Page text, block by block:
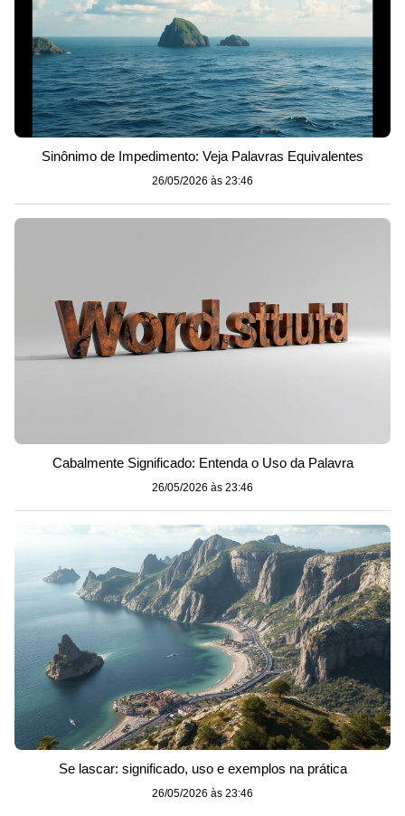
Sinônimo de Impedimento: Veja Palavras Equivalentes
26/05/2026 às 23:46
Cabalmente Significado: Entenda o Uso da Palavra
26/05/2026 às 23:46
Se lascar: significado, uso e exemplos na prática
26/05/2026 às 23:46